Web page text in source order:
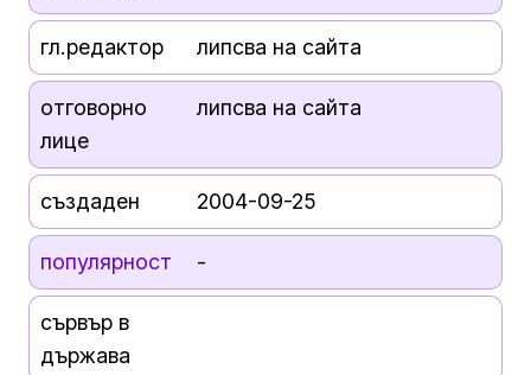
гл.редактор липсва на сайта
отговорно
лице
липсва на сайта
създаден 2004-09-25
популярност -
сървър в
държава